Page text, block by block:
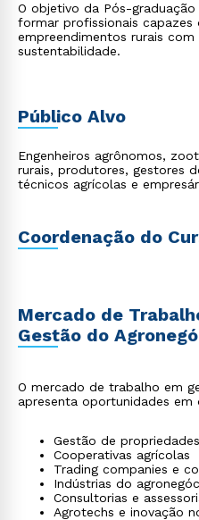
O objetivo da Pós-
formar profissionais capazes
empreendimentos rurais
sustentabilidade.
Público Alvo
Engenheiros agrônomos,
rurais, produtores, gestores
técnicos agrícolas e
Coordenação do
Mercado de
Gestão do
O mercado de trabalho em
apresenta oportunidades
Gestão de
Cooperativas agrícolas
Trading companies e
Indústrias do
Consultorias e
Agrotechs e inovação